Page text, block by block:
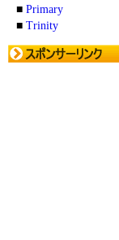
■ Primary
■ Trinity